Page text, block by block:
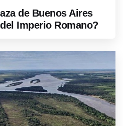
de Buenos Aires
Imperio Romano?